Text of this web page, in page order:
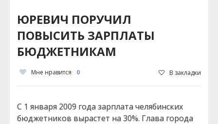
ЮРЕВИЧ ПОРУЧИЛ
ПОВЫСИТЬ ЗАРПЛАТЫ
БЮДЖЕТНИКАМ
Мне нравится 0 В закладки
С 1 января 2009 года зарплата челябинских
бюджетников вырастет на 30%. Глава города